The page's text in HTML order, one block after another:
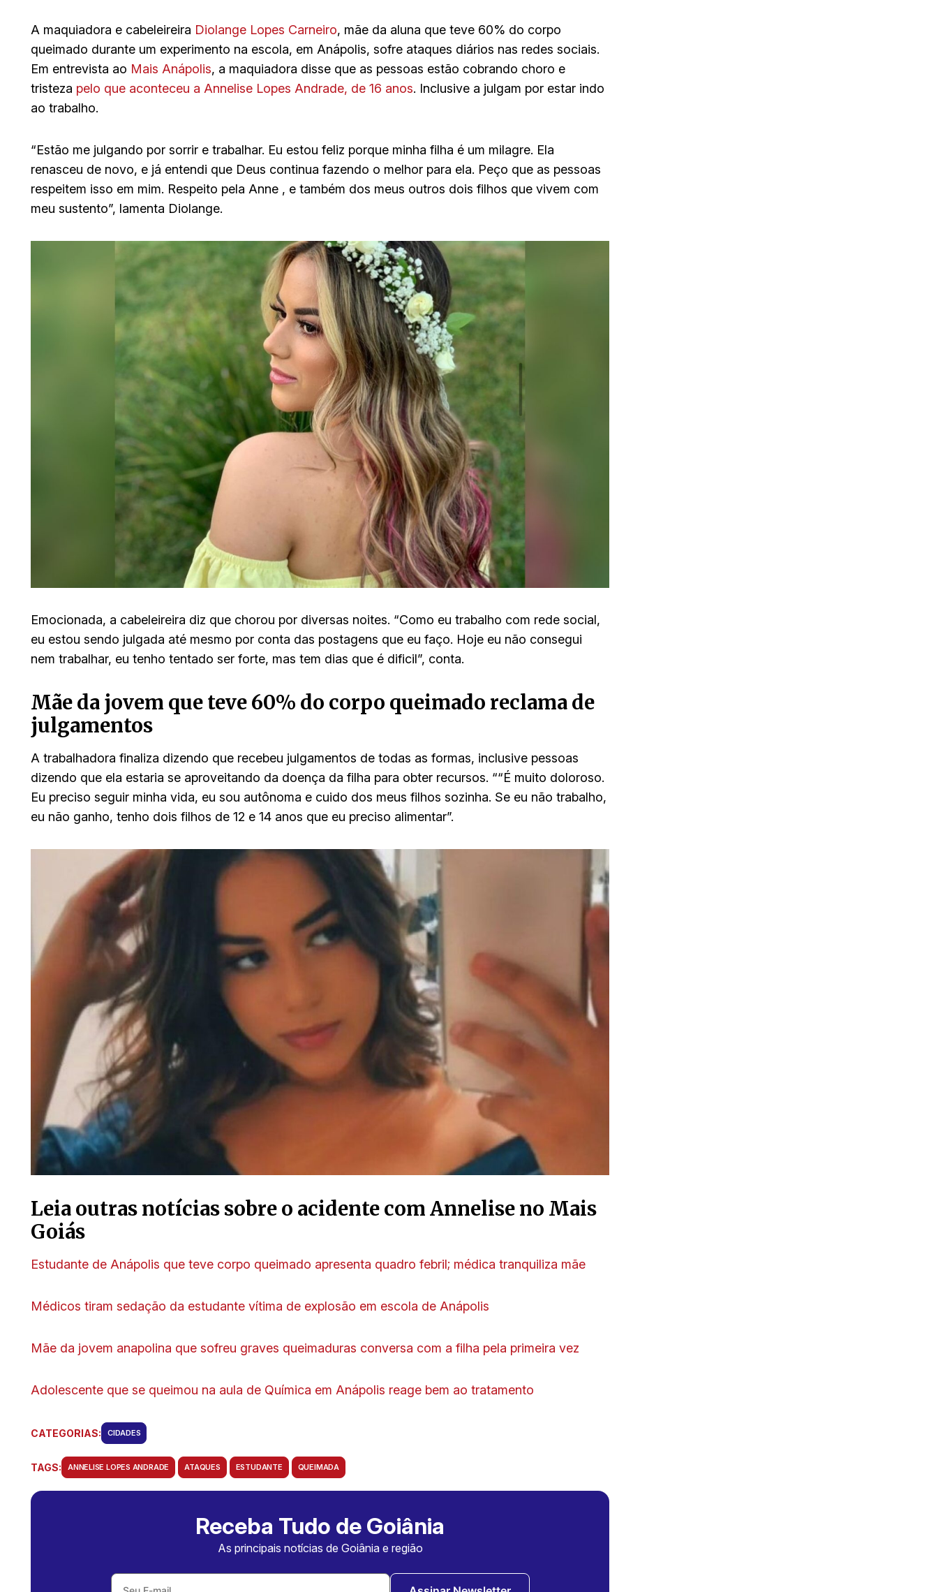
A maquiadora e cabeleireira Diolange Lopes Carneiro, mãe da aluna que teve 60% do corpo
queimado durante um experimento na escola, em Anápolis, sofre ataques diários nas redes sociais.
Em entrevista ao Mais Anápolis, a maquiadora disse que as pessoas estão cobrando choro e
tristeza pelo que aconteceu a Annelise Lopes Andrade, de 16 anos. Inclusive a julgam por estar indo
ao trabalho.
“Estão me julgando por sorrir e trabalhar. Eu estou feliz porque minha filha é um milagre. Ela
renasceu de novo, e já entendi que Deus continua fazendo o melhor para ela. Peço que as pessoas
respeitem isso em mim. Respeito pela Anne , e também dos meus outros dois filhos que vivem com
meu sustento”, lamenta Diolange.
Emocionada, a cabeleireira diz que chorou por diversas noites. “Como eu trabalho com rede social,
eu estou sendo julgada até mesmo por conta das postagens que eu faço. Hoje eu não consegui
nem trabalhar, eu tenho tentado ser forte, mas tem dias que é dificil”, conta.
Mãe da jovem que teve 60% do corpo queimado reclama de
julgamentos
A trabalhadora finaliza dizendo que recebeu julgamentos de todas as formas, inclusive pessoas
dizendo que ela estaria se aproveitando da doença da filha para obter recursos. ““É muito doloroso.
Eu preciso seguir minha vida, eu sou autônoma e cuido dos meus filhos sozinha. Se eu não trabalho,
eu não ganho, tenho dois filhos de 12 e 14 anos que eu preciso alimentar”.
Leia outras notícias sobre o acidente com Annelise no Mais
Goiás
Estudante de Anápolis que teve corpo queimado apresenta quadro febril; médica tranquiliza mãe
Médicos tiram sedação da estudante vítima de explosão em escola de Anápolis
Mãe da jovem anapolina que sofreu graves queimaduras conversa com a filha pela primeira vez
Adolescente que se queimou na aula de Química em Anápolis reage bem ao tratamento
CATEGORIAS: CIDADES
TAGS: ANNELISE LOPES ANDRADE ATAQUES ESTUDANTE QUEIMADA
Receba Tudo de Goiânia
As principais notícias de Goiânia e região